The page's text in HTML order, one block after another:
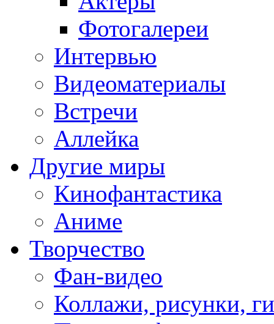
Фотогалереи
Интервью
Видеоматериалы
Встречи
Аллейка
Другие миры
Кинофантастика
Аниме
Творчество
Фан-видео
Коллажи, рисунки,